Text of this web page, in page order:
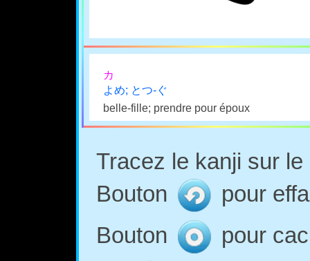
カ
よめ; とつ-ぐ
belle-fille; prendre pour époux
Tracez le kanji sur
Bouton
pour
Bouton
pour